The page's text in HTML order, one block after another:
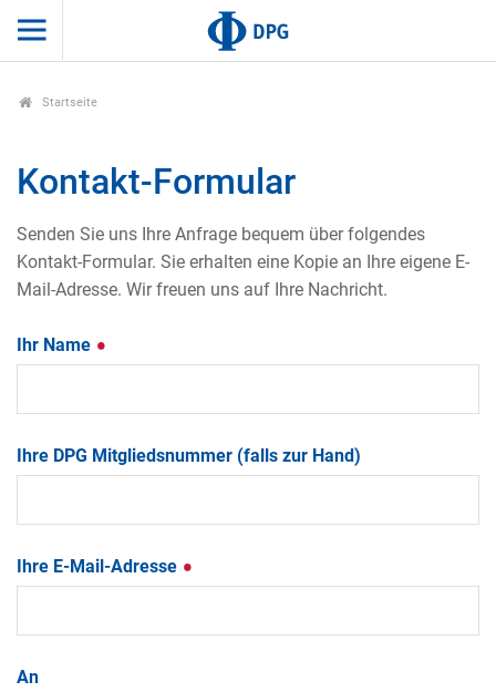
Startseite
Kontakt-Formular
Senden Sie uns Ihre Anfrage bequem über folgendes
Kontakt-Formular. Sie erhalten eine Kopie an Ihre eigene E-
Mail-Adresse. Wir freuen uns auf Ihre Nachricht.
Ihr Name
Ihre DPG Mitgliedsnummer (falls zur Hand)
Ihre E-Mail-Adresse
An